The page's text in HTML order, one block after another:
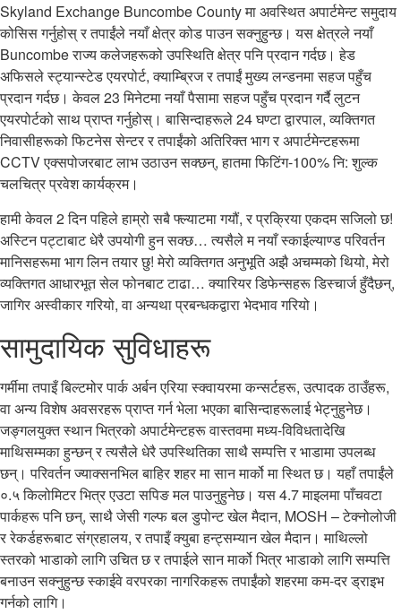
Skyland Exchange Buncombe County मा अवस्थित अपार्टमेन्ट समुदाय
कोसिस गर्नुहोस् र तपाईंले नयाँ क्षेत्र कोड पाउन सक्नुहुन्छ। यस क्षेत्रले नयाँ
Buncombe राज्य कलेजहरूको उपस्थिति क्षेत्र पनि प्रदान गर्दछ। हेड
अफिसले स्ट्यान्स्टेड एयरपोर्ट, क्याम्ब्रिज र तपाईं मुख्य लन्डनमा सहज पहुँच
प्रदान गर्दछ। केवल 23 मिनेटमा नयाँ पैसामा सहज पहुँच प्रदान गर्दै लुटन
एयरपोर्टको साथ प्राप्त गर्नुहोस्। बासिन्दाहरूले 24 घण्टा द्वारपाल, व्यक्तिगत
निवासीहरूको फिटनेस सेन्टर र तपाईंको अतिरिक्त भाग र अपार्टमेन्टहरूमा
CCTV एक्सपोजरबाट लाभ उठाउन सक्छन्, हातमा फिटिंग-100% नि: शुल्क
चलचित्र प्रवेश कार्यक्रम।
हामी केवल 2 दिन पहिले हाम्रो सबै फ्ल्याटमा गयौं, र प्रक्रिया एकदम सजिलो छ!
अस्टिन पट्टाबाट धेरै उपयोगी हुन सक्छ… त्यसैले म नयाँ स्काईल्याण्ड परिवर्तन
मानिसहरूमा भाग लिन तयार छु! मेरो व्यक्तिगत अनुभूति अझै अचम्मको थियो, मेरो
व्यक्तिगत आधारभूत सेल फोनबाट टाढा… क्यारियर डिफेन्सहरू डिस्चार्ज हुँदैछन्,
जागिर अस्वीकार गरियो, वा अन्यथा प्रबन्धकद्वारा भेदभाव गरियो।
सामुदायिक सुविधाहरू
गर्मीमा तपाइँ बिल्टमोर पार्क अर्बन एरिया स्क्वायरमा कन्सर्टहरू, उत्पादक ठाउँहरू,
वा अन्य विशेष अवसरहरू प्राप्त गर्न भेला भएका बासिन्दाहरूलाई भेट्नुहुनेछ।
जङ्गलयुक्त स्थान भित्रको अपार्टमेन्टहरू वास्तवमा मध्य-विविधतादेखि
माथिसम्मका हुन्छन् र त्यसैले धेरै उपस्थितिका साथै सम्पत्ति र भाडामा उपलब्ध
छन्। परिवर्तन ज्याक्सनभिल बाहिर शहर मा सान मार्को मा स्थित छ। यहाँ तपाईंले
०.५ किलोमिटर भित्र एउटा सपिङ मल पाउनुहुनेछ। यस 4.7 माइलमा पाँचवटा
पार्कहरू पनि छन्, साथै जेसी गल्फ बल डुपोन्ट खेल मैदान, MOSH – टेक्नोलोजी
र रेकर्डहरूबाट संग्रहालय, र तपाइँ क्युबा हन्ट्सम्यान खेल मैदान। माथिल्लो
स्तरको भाडाको लागि उचित छ र तपाईले सान मार्को भित्र भाडाको लागि सम्पत्ति
बनाउन सक्नुहुन्छ स्काईवे वरपरका नागरिकहरू तपाईंको शहरमा कम-दर ड्राइभ
गर्नको लागि।